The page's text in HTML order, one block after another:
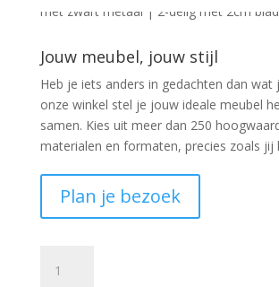
met zwart metaal | 2-delig met 2cm
Jouw meubel, jouw stijl
Heb je iets anders in gedachten dan wat
onze winkel stel je jouw ideale meubel
samen. Kies uit meer dan 250
materialen en formaten, precies zoals jij
Plan je bezoek
salontafel